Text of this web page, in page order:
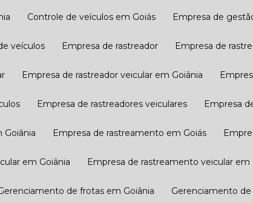
Controle de veículos em Goiás Empresa de
veículos Empresa de rastreador Empresa de
Empresa de rastreador veicular em Goiânia
Empresa de rastreadores veiculares Empresa
Goiânia Empresa de rastreamento em Goiás
em Goiânia Empresa de rastreamento veicular em
Gerenciamento de frotas em Goiânia Gerenciamento